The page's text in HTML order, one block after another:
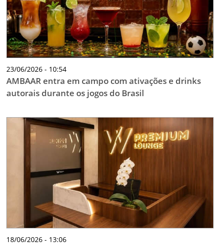
23/06/2026 - 10:54
AMBAAR entra em campo com ativações e drinks
autorais durante os jogos do Brasil
18/06/2026 - 13:06